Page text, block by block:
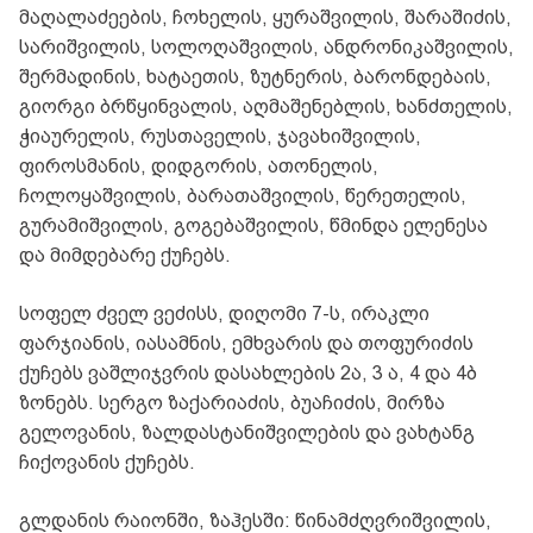
მაღალაძეების, ჩოხელის, ყურაშვილის, შარაშიძის,
სარიშვილის, სოლოღაშვილის, ანდრონიკაშვილის,
შერმადინის, ხატაეთის, ზუტნერის, ბარონდებაის,
გიორგი ბრწყინვალის, აღმაშენებლის, ხანძთელის,
ჭიაურელის, რუსთაველის, ჯავახიშვილის,
ფიროსმანის, დიდგორის, ათონელის,
ჩოლოყაშვილის, ბარათაშვილის, წერეთელის,
გურამიშვილის, გოგებაშვილის, წმინდა ელენესა
და მიმდებარე ქუჩებს.
სოფელ ძველ ვეძისს, დიღომი 7-ს, ირაკლი
ფარჯიანის, იასამნის, ემხვარის და თოფურიძის
ქუჩებს ვაშლიჯვრის დასახლების 2ა, 3 ა, 4 და 4ბ
ზონებს. სერგო ზაქარიაძის, ბუაჩიძის, მირზა
გელოვანის, ზალდასტანიშვილების და ვახტანგ
ჩიქოვანის ქუჩებს.
გლდანის რაიონში, ზაჰესში: წინამძღვრიშვილის,